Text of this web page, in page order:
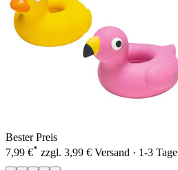
Bester Preis
7,99 €* zzgl. 3,99 € Versand · 1-3 Tage